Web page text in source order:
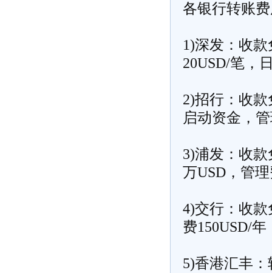
各银行转账
1)深发：收
20USD/笔，
2)招行：收款
启动资金，
3)浦发：收
万USD，管
4)交行：收款
费150USD/年
5)香港汇丰